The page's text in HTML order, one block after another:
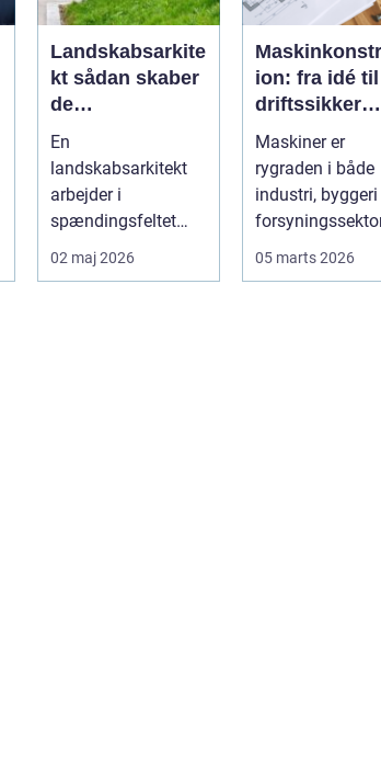
Landskabsarkite
kt sådan skaber
de
sammenhæng
mellem byggeri
og natur
En
landskabsarkitekt
arbejder i
spændingsfeltet
mellem natur, by og
mennesker.
02 maj 2026
ion: fra idé til
driftssikker
løsning
Maskiner er
rygraden i både
industri, byggeri
05 marts 2026